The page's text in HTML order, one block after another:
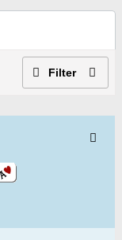
Filter